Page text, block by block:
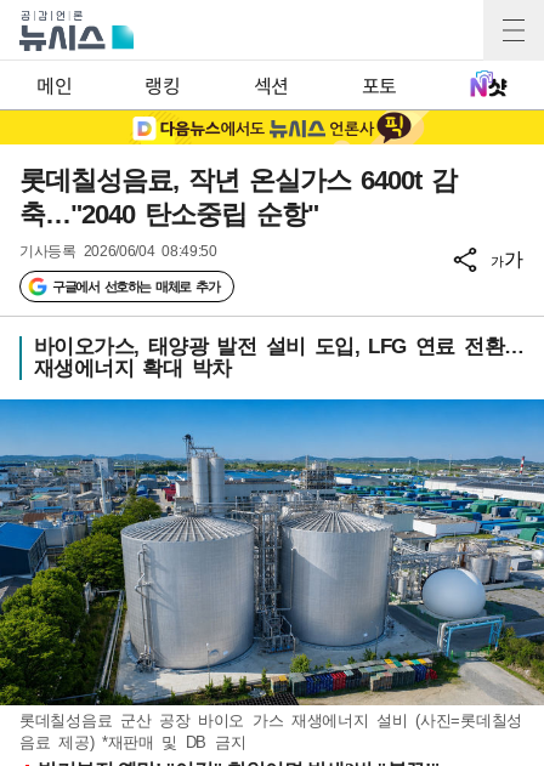
메인 랭킹 섹션 포토
롯데칠성음료, 작년 온실가스 6400t 감
축…"2040 탄소중립 순항"
기사등록 2026/06/04 08:49:50
구글에서 선호하는 매체로 추가
가가
바이오가스, 태양광 발전 설비 도입, LFG 연료 전환…
재생에너지 확대 박차
롯데칠성음료 군산 공장 바이오 가스 재생에너지 설비 (사진=롯데칠성
음료 제공) *재판매 및 DB 금지